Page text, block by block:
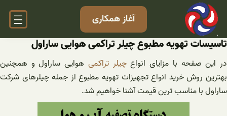
رفتن
محتوا
آغاز همکاری
تاسیسات تهویه مطبوع چیلر تراکمی هوایی ساراول
در این صفحه با مزایای انواعچیلر تراکمی هوایی ساراول و همچنین
بهترین روش خرید انواع تجهیزات تهویه مطبوع از جمله چیلرهای شرکت
ساراول با مناسب ترین قیمت آشنا خواهیم شد.